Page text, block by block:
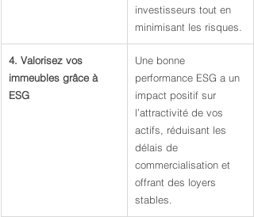
investisseurs tout en
minimisant les risques.
4. Valorisez vos
immeubles grâce à
ESG
Une bonne
performance ESG a un
impact positif sur
l’attractivité de vos
actifs, réduisant les
délais de
commercialisation et
offrant des loyers
stables.